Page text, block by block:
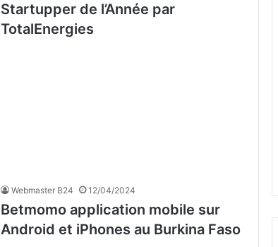
Startupper de l’Année par
TotalEnergies
Webmaster B24 12/04/2024
Betmomo application mobile sur
Android et iPhones au Burkina Faso